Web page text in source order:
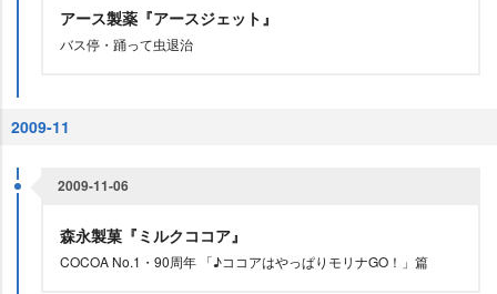
アース製薬『アースジェット』
バス停・踊って虫退治
2009-11
2009-11-06
森永製菓『ミルクココア』
COCOA No.1・90周年 「♪ココアはやっぱりモリナGO！」篇